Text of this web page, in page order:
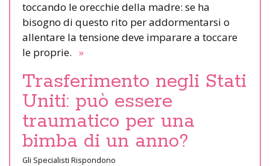
toccando le orecchie della madre: se ha
bisogno di questo rito per addormentarsi o
allentare la tensione deve imparare a toccare
le proprie. »
Trasferimento negli Stati
Uniti: può essere
traumatico per una
bimba di un anno?
Gli Specialisti Rispondono